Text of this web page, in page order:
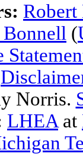
(
Norris.
LHEA at